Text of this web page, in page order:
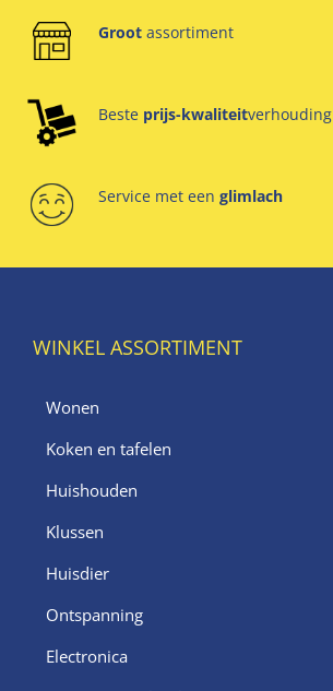
Groot assortiment
Beste prijs-kwaliteitverhouding
Service met een glimlach
WINKEL ASSORTIMENT
Wonen
Koken en tafelen
Huishouden
Klussen
Huisdier
Ontspanning
Electronica